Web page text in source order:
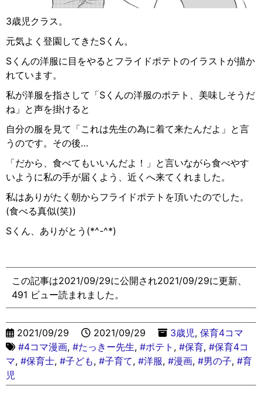
3歳児クラス。
元気よく登園してきたSくん。
Sくんの洋服に目をやるとフライドポテトのイラストが描か
れています。
私が洋服を指さして「Sくんの洋服のポテト、美味しそうだ
ね」と声を掛けると
自分の服を見て「これは先生の為に着て来たんだよ」と言
うのです。その後…
「だから、食べてもいいんだよ！」と言いながら食べやす
いように私の手が届くよう、近くへ来てくれました。
私はありがたく朝からフライドポテトを頂いたのでした。
(食べる真似(笑))
Sくん、ありがとう(*^-^*)
この記事は2021/09/29に公開され2021/09/29に更新、
491 ビュー読まれました。
2021/09/29 2021/09/29 3歳児, 保育4コマ
#4コマ漫画, #たっきー先生, #ポテト , #保育, #保育4コ
マ, #保育士, #子ども, #子育て, #洋服, #漫画, #男の子, #育
児